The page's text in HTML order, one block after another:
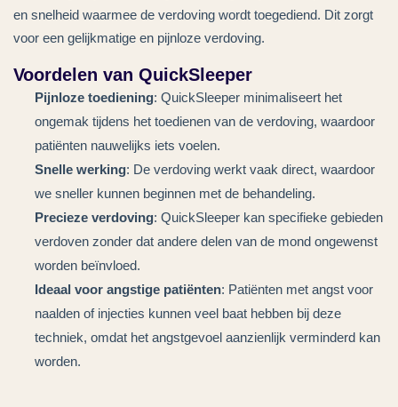
en snelheid waarmee de verdoving wordt toegediend. Dit zorgt
voor een gelijkmatige en pijnloze verdoving.
Voordelen van QuickSleeper
Pijnloze toediening: QuickSleeper minimaliseert het
ongemak tijdens het toedienen van de verdoving, waardoor
patiënten nauwelijks iets voelen.
Snelle werking: De verdoving werkt vaak direct, waardoor
we sneller kunnen beginnen met de behandeling.
Precieze verdoving: QuickSleeper kan specifieke gebieden
verdoven zonder dat andere delen van de mond ongewenst
worden beïnvloed.
Ideaal voor angstige patiënten: Patiënten met angst voor
naalden of injecties kunnen veel baat hebben bij deze
techniek, omdat het angstgevoel aanzienlijk verminderd kan
worden.